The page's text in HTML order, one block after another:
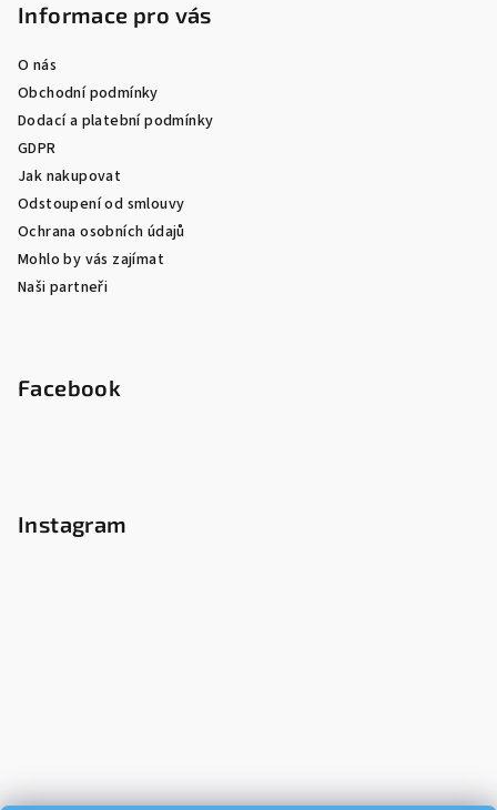
Informace pro vás
O nás
Obchodní podmínky
Dodací a platební podmínky
GDPR
Jak nakupovat
Odstoupení od smlouvy
Ochrana osobních údajů
Mohlo by vás zajímat
Naši partneři
Facebook
Instagram